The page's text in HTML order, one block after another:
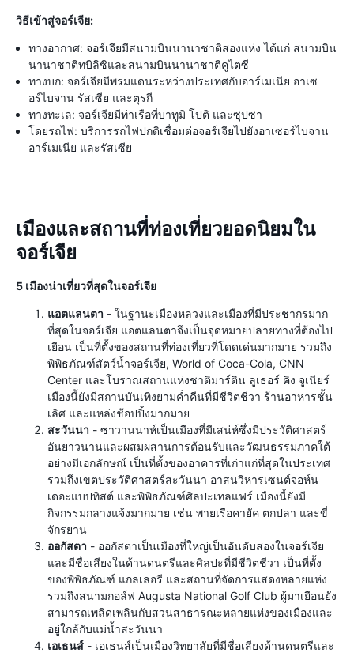
วิธีเข้าสู่จอร์เจีย:
ทางอากาศ: จอร์เจียมีสนามบินนานาชาติสองแห่ง ได้แก่ สนามบิน
นานาชาติทบิลิซิและสนามบินนานาชาติคูไตซี
ทางบก: จอร์เจียมีพรมแดนระหว่างประเทศกับอาร์เมเนีย อาเซ
อร์ไบจาน รัสเซีย และตุรกี
ทางทะเล: จอร์เจียมีท่าเรือที่บาทูมิ โปติ และซุปซา
โดยรถไฟ: บริการรถไฟปกติเชื่อมต่อจอร์เจียไปยังอาเซอร์ไบจาน
อาร์เมเนีย และรัสเซีย
เมืองและสถานที่ท่องเที่ยวยอดนิยมใน
จอร์เจีย
5 เมืองน่าเที่ยวที่สุดในจอร์เจีย
แอตแลนตา - ในฐานะเมืองหลวงและเมืองที่มีประชากรมาก
ที่สุดในจอร์เจีย แอตแลนตาจึงเป็นจุดหมายปลายทางที่ต้องไป
เยือน เป็นที่ตั้งของสถานที่ท่องเที่ยวที่โดดเด่นมากมาย รวมถึง
พิพิธภัณฑ์สัตว์น้ำจอร์เจีย, World of Coca-Cola, CNN
Center และโบราณสถานแห่งชาติมาร์ติน ลูเธอร์ คิง จูเนียร์
เมืองนี้ยังมีสถานบันเทิงยามค่ำคืนที่มีชีวิตชีวา ร้านอาหารชั้น
เลิศ และแหล่งช้อปปิ้งมากมาย
สะวันนา - ซาวานนาห์เป็นเมืองที่มีเสน่ห์ซึ่งมีประวัติศาสตร์
อันยาวนานและผสมผสานการต้อนรับและวัฒนธรรมภาคใต้
อย่างมีเอกลักษณ์ เป็นที่ตั้งของอาคารที่เก่าแก่ที่สุดในประเทศ
รวมถึงเขตประวัติศาสตร์สะวันนา อาสนวิหารเซนต์จอห์น
เดอะแบปทิสต์ และพิพิธภัณฑ์ศิลปะเทลแฟร์ เมืองนี้ยังมี
กิจกรรมกลางแจ้งมากมาย เช่น พายเรือคายัค ตกปลา และขี่
จักรยาน
ออกัสตา - ออกัสตาเป็นเมืองที่ใหญ่เป็นอันดับสองในจอร์เจีย
และมีชื่อเสียงในด้านดนตรีและศิลปะที่มีชีวิตชีวา เป็นที่ตั้ง
ของพิพิธภัณฑ์ แกลเลอรี และสถานที่จัดการแสดงหลายแห่ง
รวมถึงสนามกอล์ฟ Augusta National Golf Club ผู้มาเยือนยัง
สามารถเพลิดเพลินกับสวนสาธารณะหลายแห่งของเมืองและ
อยู่ใกล้กับแม่น้ำสะวันนา
เอเธนส์ - เอเธนส์เป็นเมืองวิทยาลัยที่มีชื่อเสียงด้านดนตรีและ